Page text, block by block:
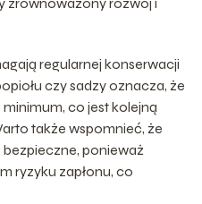
regularnej konserwacji
czy sadzy oznacza, że
co jest kolejną
także wspomnieć, że
ponieważ
ryzyku zapłonu, co